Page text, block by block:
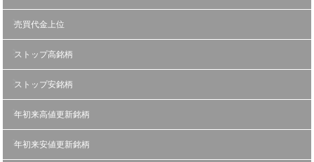
売買代金上位
ストップ高銘柄
ストップ安銘柄
年初来高値更新銘柄
年初来安値更新銘柄